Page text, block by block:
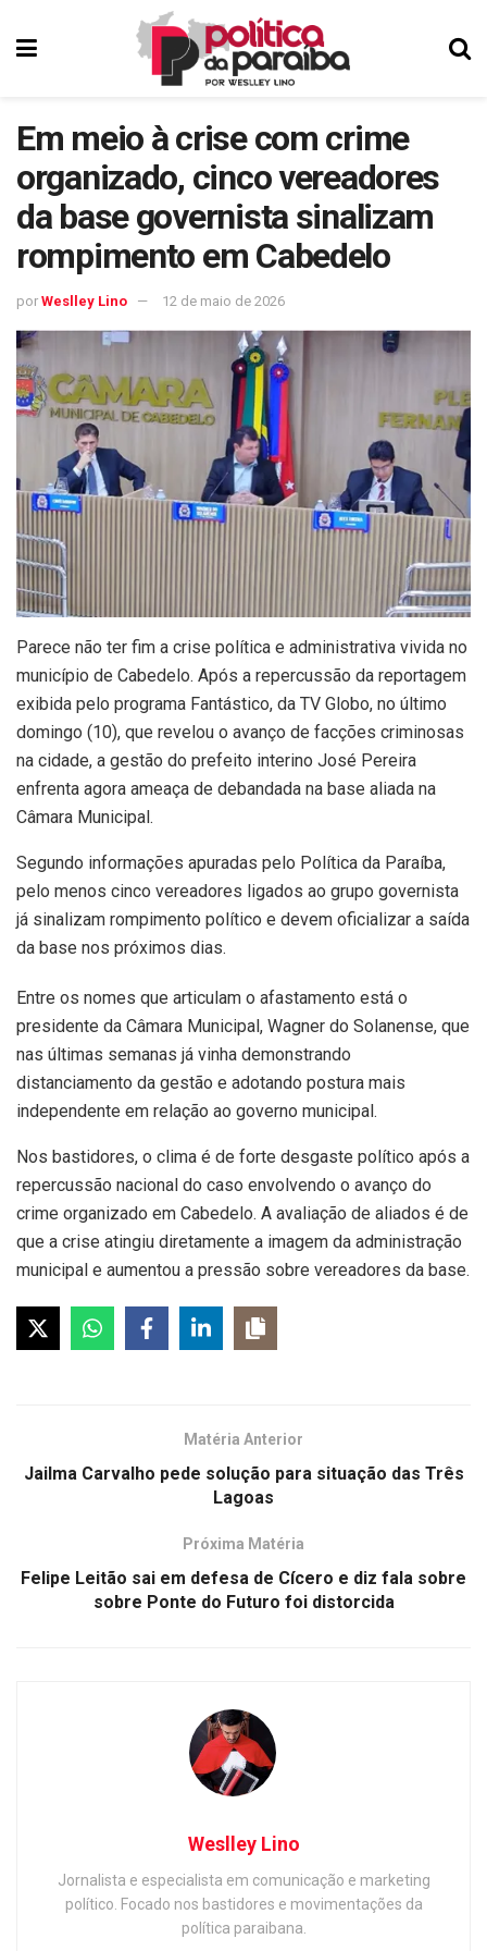
Em meio à crise com crime
organizado, cinco vereadores
da base governista sinalizam
rompimento em Cabedelo
por Weslley Lino 12 de maio de 2026
Parece não ter fim a crise política e administrativa vivida no
município de Cabedelo. Após a repercussão da reportagem
exibida pelo programa Fantástico, da TV Globo, no último
domingo (10), que revelou o avanço de facções criminosas
na cidade, a gestão do prefeito interino José Pereira
enfrenta agora ameaça de debandada na base aliada na
Câmara Municipal.
Segundo informações apuradas pelo Política da Paraíba,
pelo menos cinco vereadores ligados ao grupo governista
já sinalizam rompimento político e devem oficializar a saída
da base nos próximos dias.
Entre os nomes que articulam o afastamento está o
presidente da Câmara Municipal, Wagner do Solanense, que
nas últimas semanas já vinha demonstrando
distanciamento da gestão e adotando postura mais
independente em relação ao governo municipal.
Nos bastidores, o clima é de forte desgaste político após a
repercussão nacional do caso envolvendo o avanço do
crime organizado em Cabedelo. A avaliação de aliados é de
que a crise atingiu diretamente a imagem da administração
municipal e aumentou a pressão sobre vereadores da base.
Matéria Anterior
Jailma Carvalho pede solução para situação das Três
Lagoas
Próxima Matéria
Felipe Leitão sai em defesa de Cícero e diz fala sobre
sobre Ponte do Futuro foi distorcida
Weslley Lino
Jornalista e especialista em comunicação e marketing
político. Focado nos bastidores e movimentações da
política paraibana.